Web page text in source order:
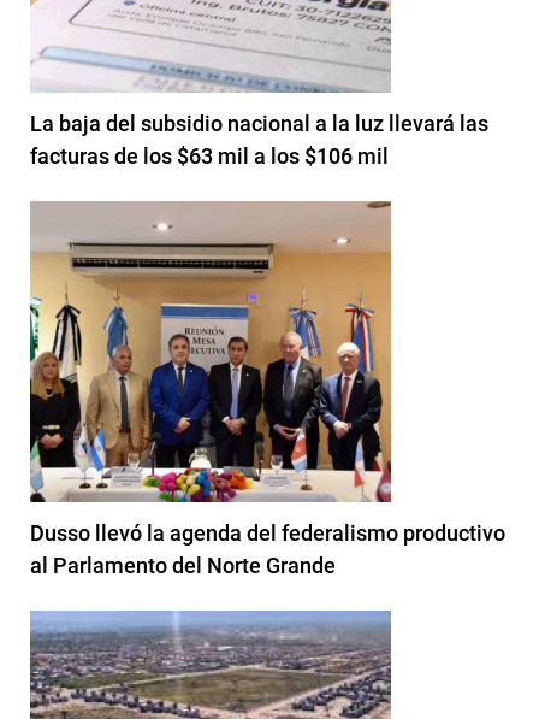
La baja del subsidio nacional a la luz llevará las
facturas de los $63 mil a los $106 mil
Dusso llevó la agenda del federalismo productivo
al Parlamento del Norte Grande